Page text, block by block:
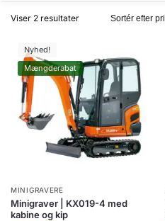
Viser 2 resultater
Nyhed!
Mængderabat
MINIGRAVERE
Minigraver | KX019-4 med
kabine og kip